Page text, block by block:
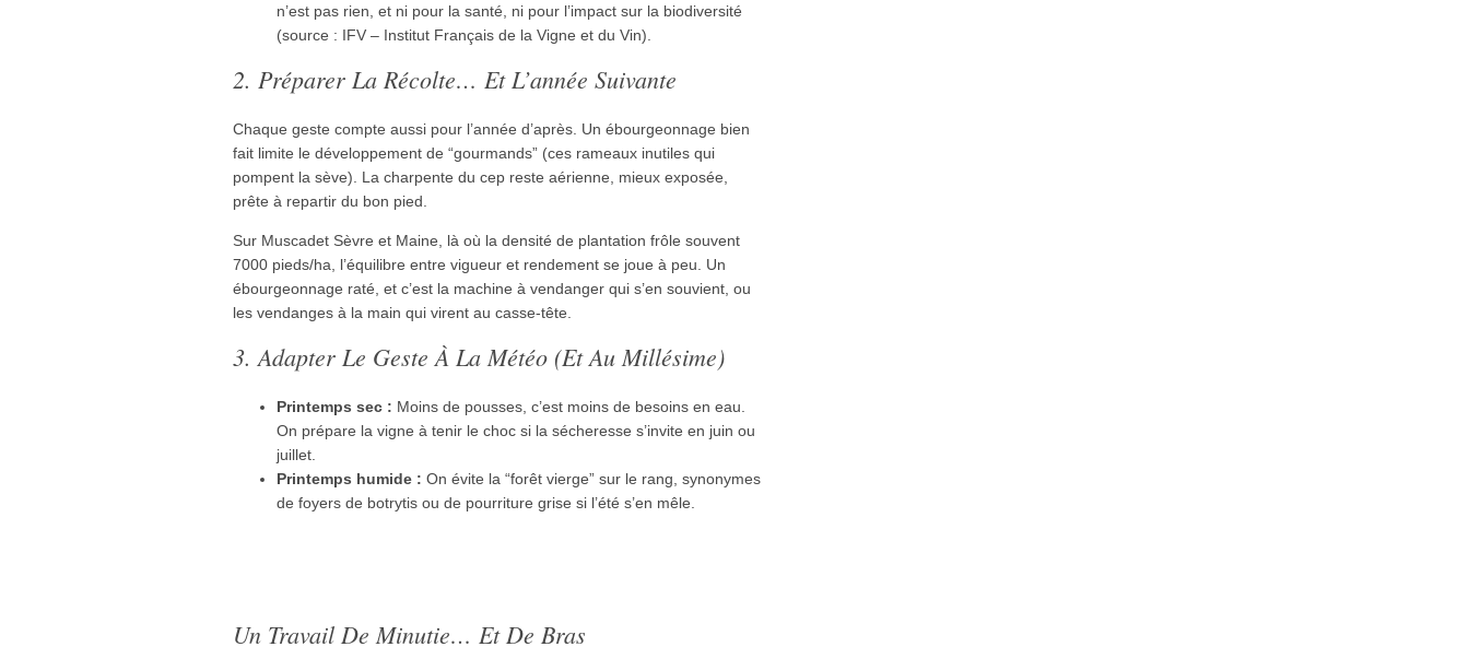
n’est pas rien, et ni pour la santé, ni pour l’impact sur la biodiversité
(source : IFV – Institut Français de la Vigne et du Vin).
2. Préparer La Récolte… Et L’année Suivante
Chaque geste compte aussi pour l’année d’après. Un ébourgeonnage bien
fait limite le développement de “gourmands” (ces rameaux inutiles qui
pompent la sève). La charpente du cep reste aérienne, mieux exposée,
prête à repartir du bon pied.
Sur Muscadet Sèvre et Maine, là où la densité de plantation frôle souvent
7000 pieds/ha, l’équilibre entre vigueur et rendement se joue à peu. Un
ébourgeonnage raté, et c’est la machine à vendanger qui s’en souvient, ou
les vendanges à la main qui virent au casse-tête.
3. Adapter Le Geste À La Météo (et Au Millésime)
Printemps sec : Moins de pousses, c’est moins de besoins en eau.
On prépare la vigne à tenir le choc si la sécheresse s’invite en juin ou
juillet.
Printemps humide : On évite la “forêt vierge” sur le rang, synonymes
de foyers de botrytis ou de pourriture grise si l’été s’en mêle.
Un Travail De Minutie… Et De Bras